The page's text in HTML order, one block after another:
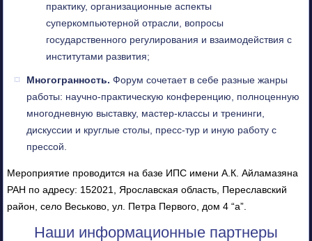
практику, организационные аспекты
суперкомпьютерной отрасли, вопросы
государственного регулирования и взаимодействия с
институтами развития;
Многогранность. Форум сочетает в себе разные жанры
работы: научно-практическую конференцию, полноценную
многодневную выставку, мастер-классы и тренинги,
дискуссии и круглые столы, пресс-тур и иную работу с
прессой.
Мероприятие проводится на базе ИПС имени А.К. Айламазяна
РАН по адресу: 152021, Ярославская область, Переславский
район, село Веськово, ул. Петра Первого, дом 4 “а”.
Наши информационные партнеры